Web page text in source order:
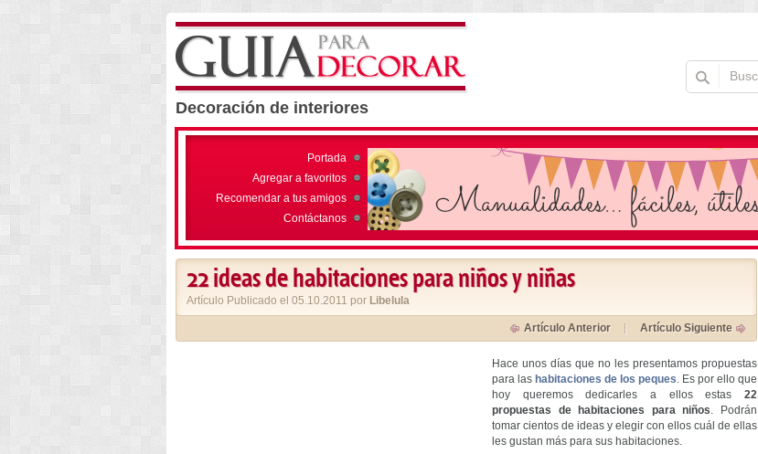
Decoración de interiores
Portada
Agregar a favoritos
Recomendar a tus amigos
Contáctanos
22 ideas de habitaciones para niños y niñas
Artículo Publicado el 05.10.2011 por Libelula
Artículo Anterior Artículo Siguiente
Hace unos días que no les presentamos propuestas
para las habitaciones de los peques. Es por ello que
hoy queremos dedicarles a ellos estas 22
propuestas de habitaciones para niños. Podrán
tomar cientos de ideas y elegir con ellos cuál de ellas
les gustan más para sus habitaciones.